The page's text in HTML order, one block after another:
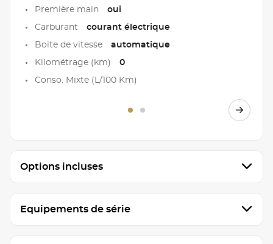
Première main oui
Carburant courant électrique
Boite de vitesse automatique
Kilométrage (km) 0
Conso. Mixte (L/100 Km)
Options incluses
Equipements de série